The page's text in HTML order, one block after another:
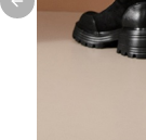
Previous slide